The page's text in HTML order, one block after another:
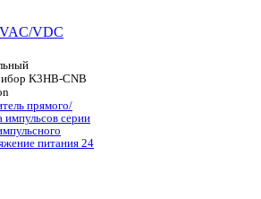
VDC
K3HB-CNB
прямого/
импульсов серии
питания 24